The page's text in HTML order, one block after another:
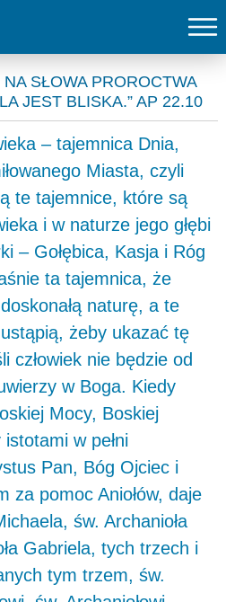
SŁOWA PROROCTWA
JEST BLISKA.” AP 22.10
– tajemnica Dnia,
Miasta, czyli
te tajemnice, które są
i w naturze jego głębi
– Gołębica, Kasja i Róg
ta tajemnica, że
naturę, a te
ustąpią, żeby ukazać tę
człowiek nie będzie od
w Boga. Kiedy
Mocy, Boskiej
w pełni
Pan, Bóg Ojciec i
za pomoc Aniołów, daje
św. Archanioła
Gabriela, tych trzech i
tym trzem, św.